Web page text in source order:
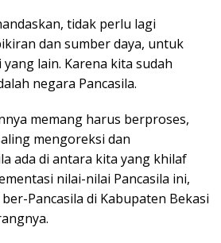
tidak perlu lagi
dan sumber daya, untuk
lain. Karena kita sudah
negara Pancasila.
memang harus berproses,
mengoreksi dan
ada di antara kita yang khilaf
nilai-nilai Pancasila ini,
Pancasila di Kabupaten Bekasi